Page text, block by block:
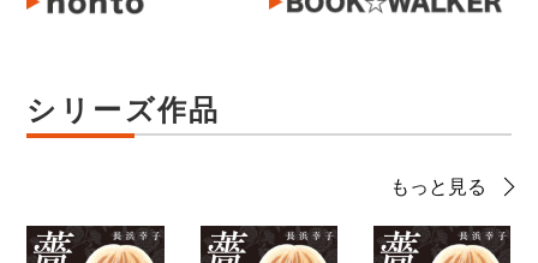
シリーズ作品
もっと見る